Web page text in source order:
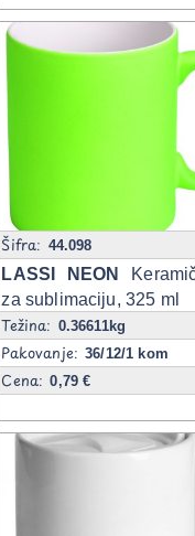
Šifra: 44.098
LASSI NEON
za sublimaciju, 325 ml
Težina: 0.36611kg
Pakovanje:36/12/1 kom
Cena:0,79 €